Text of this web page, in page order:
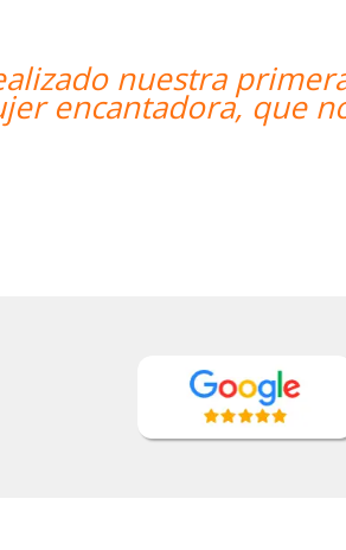
muy contentos.
clase muy